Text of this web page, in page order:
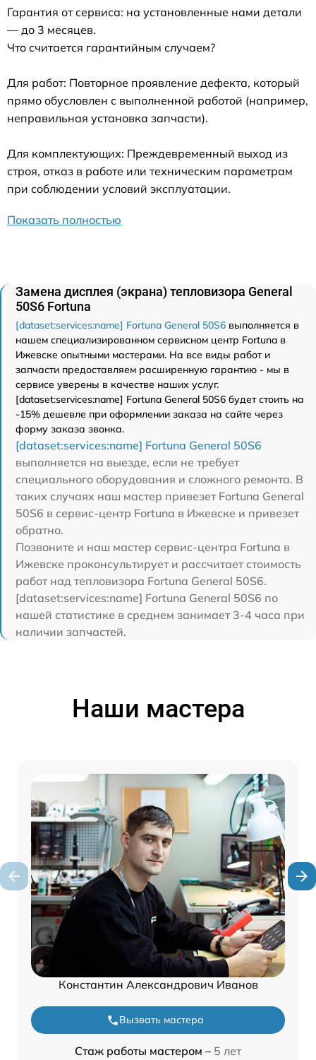
Гарантия от сервиса: на установленные нами детали
— до 3 месяцев.
Что считается гарантийным случаем?
Для работ: Повторное проявление дефекта, который
прямо обусловлен с выполненной работой (например,
неправильная установка запчасти).
Для комплектующих: Преждевременный выход из
строя, отказ в работе или техническим параметрам
при соблюдении условий эксплуатации.
Показать полностью
Замена дисплея (экрана) тепловизора General
50S6 Fortuna
[dataset:services:name] Fortuna General 50S6 выполняется в
нашем специализированном сервисном центр Fortuna в
Ижевске опытными мастерами. На все виды работ и
запчасти предоставляем расширенную гарантию - мы в
сервисе уверены в качестве наших услуг.
[dataset:services:name] Fortuna General 50S6 будет стоить на
-15% дешевле при оформлении заказа на сайте через
форму заказа звонка.
[dataset:services:name] Fortuna General 50S6
выполняется на выезде, если не требует
специального оборудования и сложного ремонта. В
таких случаях наш мастер привезет Fortuna General
50S6 в сервис-центр Fortuna в Ижевске и привезет
обратно.
Позвоните и наш мастер сервис-центра Fortuna в
Ижевске проконсультирует и рассчитает стоимость
работ над тепловизора Fortuna General 50S6.
[dataset:services:name] Fortuna General 50S6 по
нашей статистике в среднем занимает 3-4 часа при
наличии запчастей.
Наши мастера
Константин Александрович Иванов
Вызвать мастера
Стаж работы мастером – 5 лет